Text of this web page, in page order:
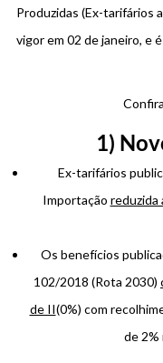
Produzidas (Ex-tarifários
vigor em 02 de janeiro, e
1)
Ex-tarifários
Importação reduzida
Os benefícios
102/2018 (Rota 2030)
de II(0%) com
de 2%